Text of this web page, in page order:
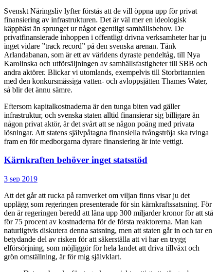
Svenskt Näringsliv lyfter förstås att de vill öppna upp för privat
finansiering av infrastrukturen. Det är väl mer en ideologisk
käpphäst än sprunget ur något egentligt samhällsbehov. De
privatfinansierade inhoppen i offentligt drivna verksamheter har ju
inget vidare ”track record” på den svenska arenan. Tänk
Arlandabanan, som är ett av världens dyraste pendeltåg, till Nya
Karolinska och utförsäljningen av samhällsfastigheter till SBB och
andra aktörer. Blickar vi utomlands, exempelvis till Storbritannien
med den konkursmässiga vatten- och avloppsjätten Thames Water,
så blir det ännu sämre.
Eftersom kapitalkostnaderna är den tunga biten vad gäller
infrastruktur, och svenska staten alltid finansierar sig billigare än
någon privat aktör, är det svårt att se någon poäng med privata
lösningar. Att statens självpåtagna finansiella tvångströja ska tvinga
fram en för medborgarna dyrare finansiering är inte vettigt.
Kärnkraften behöver inget statsstöd
3 sep 2019
Att det går att rucka på ramverket om viljan finns visar ju det
upplägg som regeringen presenterade för sin kärnkraftssatsning. För
den är regeringen beredd att låna upp 300 miljarder kronor för att stå
för 75 procent av kostnaderna för de första reaktorerna. Man kan
naturligtvis diskutera denna satsning, men att staten går in och tar en
betydande del av risken för att säkerställa att vi har en trygg
elförsörjning, som möjliggör för hela landet att driva tillväxt och
grön omställning, är för mig självklart.